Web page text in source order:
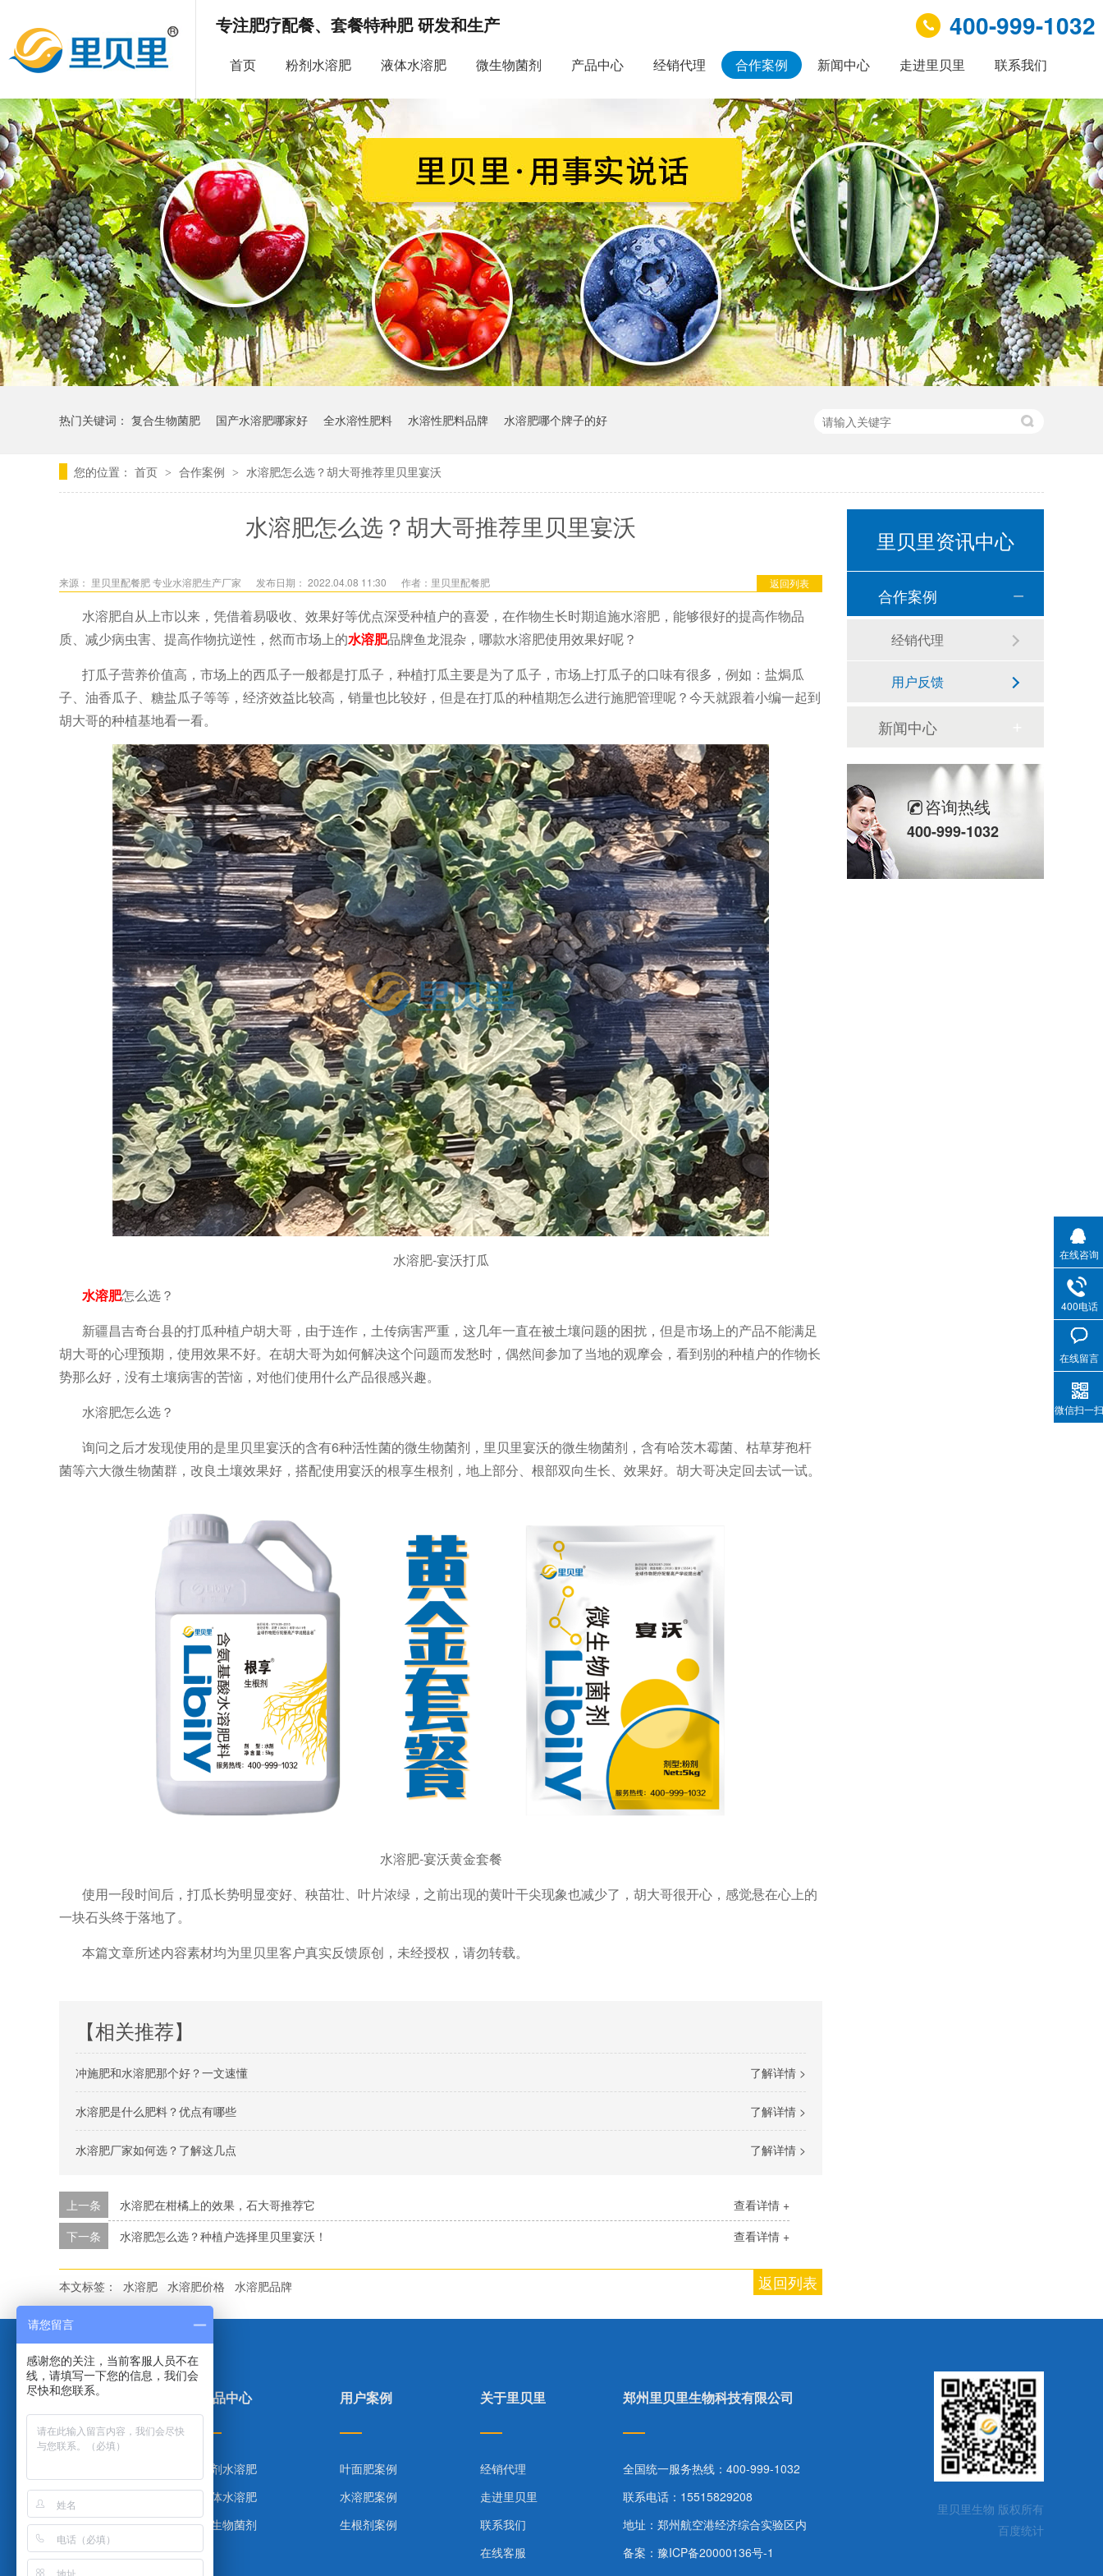
专注肥疗配餐、套餐特种肥 研发和生产 400-999-1032
首页 粉剂水溶肥 液体水溶肥 微生物菌剂 产品中心 经销代理 合作案例 新闻中心 走进里贝里 联系我们
热门关键词： 复合生物菌肥 国产水溶肥哪家好 全水溶性肥料 水溶性肥料品牌 水溶肥哪个牌子的好
您的位置： 首页 > 合作案例 > 水溶肥怎么选？胡大哥推荐里贝里宴沃
水溶肥怎么选？胡大哥推荐里贝里宴沃
返回列表
来源： 里贝里配餐肥 专业水溶肥生产厂家 发布日期： 2022.04.08 11:30 作者：里贝里配餐肥
水溶肥自从上市以来，凭借着易吸收、效果好等优点深受种植户的喜爱，在作物生长时期追施水溶肥，能够很好的提高作物品
质、减少病虫害、提高作物抗逆性，然而市场上的水溶肥品牌鱼龙混杂，哪款水溶肥使用效果好呢？
打瓜子营养价值高，市场上的西瓜子一般都是打瓜子，种植打瓜主要是为了瓜子，市场上打瓜子的口味有很多，例如：盐焗瓜
子、油香瓜子、糖盐瓜子等等，经济效益比较高，销量也比较好，但是在打瓜的种植期怎么进行施肥管理呢？今天就跟着小编一起到
胡大哥的种植基地看一看。
水溶肥-宴沃打瓜
水溶肥怎么选？
新疆昌吉奇台县的打瓜种植户胡大哥，由于连作，土传病害严重，这几年一直在被土壤问题的困扰，但是市场上的产品不能满足
胡大哥的心理预期，使用效果不好。在胡大哥为如何解决这个问题而发愁时，偶然间参加了当地的观摩会，看到别的种植户的作物长
势那么好，没有土壤病害的苦恼，对他们使用什么产品很感兴趣。
水溶肥怎么选？
询问之后才发现使用的是里贝里宴沃的含有6种活性菌的微生物菌剂，里贝里宴沃的微生物菌剂，含有哈茨木霉菌、枯草芽孢杆
菌等六大微生物菌群，改良土壤效果好，搭配使用宴沃的根享生根剂，地上部分、根部双向生长、效果好。胡大哥决定回去试一试。
水溶肥-宴沃黄金套餐
使用一段时间后，打瓜长势明显变好、秧苗壮、叶片浓绿，之前出现的黄叶干尖现象也减少了，胡大哥很开心，感觉悬在心上的
一块石头终于落地了。
本篇文章所述内容素材均为里贝里客户真实反馈原创，未经授权，请勿转载。
【相关推荐】
了解详情 >
冲施肥和水溶肥那个好？一文速懂
了解详情 >
水溶肥是什么肥料？优点有哪些
了解详情 >
水溶肥厂家如何选？了解这几点
查看详情 +
上一条
水溶肥在柑橘上的效果，石大哥推荐它
查看详情 +
下一条 水溶肥怎么选？种植户选择里贝里宴沃！
返回列表
本文标签： 水溶肥 水溶肥价格 水溶肥品牌
里贝里资讯中心
合作案例
经销代理
用户反馈
新闻中心
咨询热线
400-999-1032
里贝里首页
合作案例
技术指导
网站地图
产品中心
粉剂水溶肥
液体水溶肥
微生物菌剂
用户案例
叶面肥案例
水溶肥案例
生根剂案例
关于里贝里
经销代理
走进里贝里
联系我们
在线客服
郑州里贝里生物科技有限公司
全国统一服务热线：400-999-1032
联系电话：15515829208
地址：郑州航空港经济综合实验区内
备案： 豫ICP备20000136号-1
里贝里生物 版权所有
百度统计
在线咨询
400电话
在线留言
微信扫一扫
请您留言
感谢您的关注，当前客服人员不在
线，请填写一下您的信息，我们会
尽快和您联系。